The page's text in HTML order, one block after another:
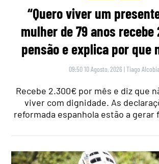
“Quero viver um
mulher de 79 anos recebe
pensão e explica por que
09:50 10 Agosto, 2026 |Tiago Alcobia
Recebe 2.300€ por mês e diz que
viver com dignidade. As
reformada espanhola estão a gerar